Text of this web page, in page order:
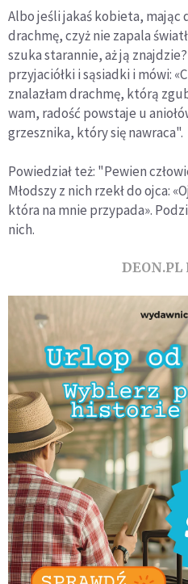
Albo jeśli jakaś kobieta, mając
drachmę, czyż nie zapala
szuka starannie, aż ją
przyjaciółki i sąsiadki i mówi:
znalazłam drachmę, którą
wam, radość powstaje u
grzesznika, który się nawraca".
Powiedział też: "Pewien
Młodszy z nich rzekł do ojca:
która na mnie przypada».
nich.
DEON.PL